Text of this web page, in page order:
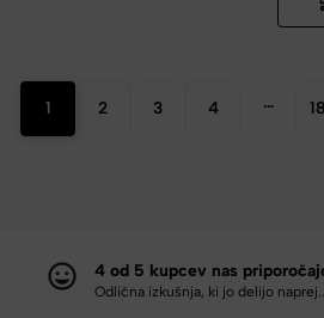
1 2 3 4 …
4 od 5 kupcev nas
Odlična izkušnja, ki jo delijo